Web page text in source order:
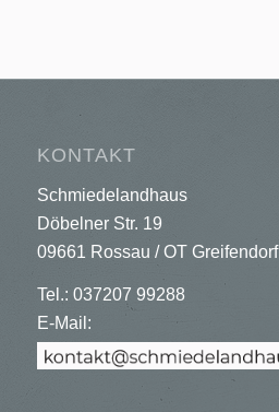
KONTAKT
Schmiedelandhaus
Döbelner Str. 19
09661 Rossau / OT Greifendorf
Tel.: 037207 99288
E-Mail: